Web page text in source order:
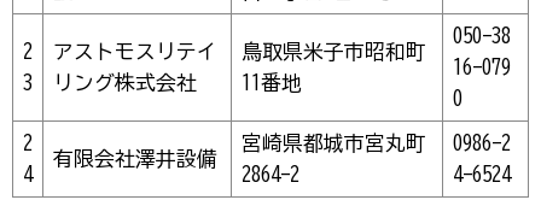
2
3
アストモスリテイ
リング株式会社
鳥取県米子市昭和町
11番地
050-38
16-079
0
2
4
有限会社澤井設備
宮崎県都城市宮丸町
2864-2
0986-2
4-6524